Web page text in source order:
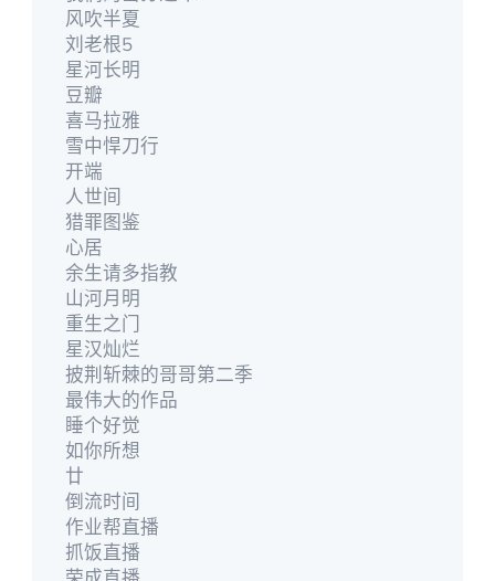
风吹半夏
刘老根5
星河长明
豆瓣
喜马拉雅
雪中悍刀行
开端
人世间
猎罪图鉴
心居
余生请多指教
山河月明
重生之门
星汉灿烂
披荆斩棘的哥哥第二季
最伟大的作品
睡个好觉
如你所想
廿
倒流时间
作业帮直播
抓饭直播